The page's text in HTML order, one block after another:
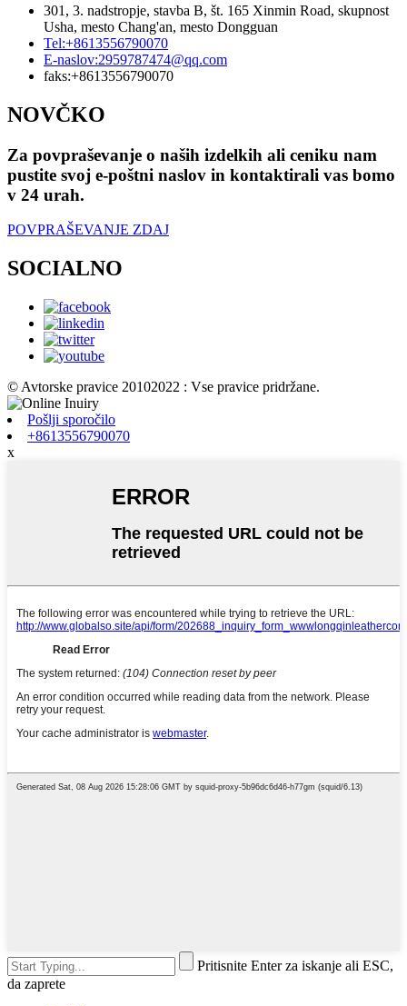
301, 3. nadstropje, stavba B, št. 165 Xinmin Road, skupnost
Usha, mesto Chang'an, mesto Dongguan
Tel:+8613556790070
E-naslov:2959787474@qq.com
faks:+8613556790070
NOVČKO
Za povpraševanje o naših izdelkih ali ceniku nam
pustite svoj e-poštni naslov in kontaktirali vas bomo
v 24 urah.
POVPRAŠEVANJE ZDAJ
SOCIALNO
© Avtorske pravice 20102022 : Vse pravice pridržane.
Pošlji sporočilo
+8613556790070
x
Pritisnite Enter za iskanje ali ESC,
da zaprete